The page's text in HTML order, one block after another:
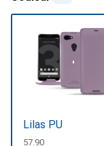
Lilas PU
CHF
57.90